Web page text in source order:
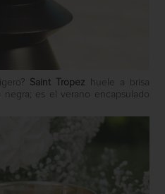
Saint Tropez huele a brisa
negra; es el verano encapsulado